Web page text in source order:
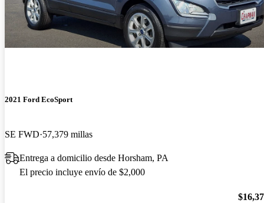
2021 Ford EcoSport
SE FWD 57,379 millas
Entrega a domicilio desde Horsham, PA
El precio incluye envío de $2,000